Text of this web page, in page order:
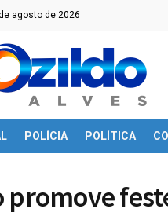
agosto de 2026
POLÍCIA POLÍTICA